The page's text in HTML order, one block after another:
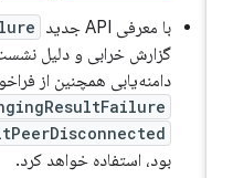
با معرفی API جدید
گزارش خرابی و دلیل نشست
دامنه‌یابی همچنین از فراخوانی
بود، استفاده خواهد کرد.